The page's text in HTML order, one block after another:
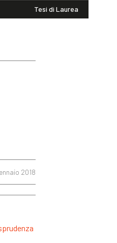
Tesi di Laurea
2018